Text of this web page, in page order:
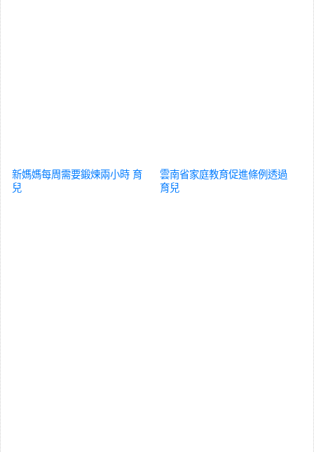
新媽媽每周需要鍛煉兩小時 育
兒
雲南省家庭教育促進條例透過
育兒